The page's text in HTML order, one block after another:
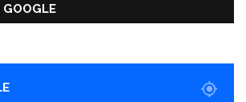
GOOGLE